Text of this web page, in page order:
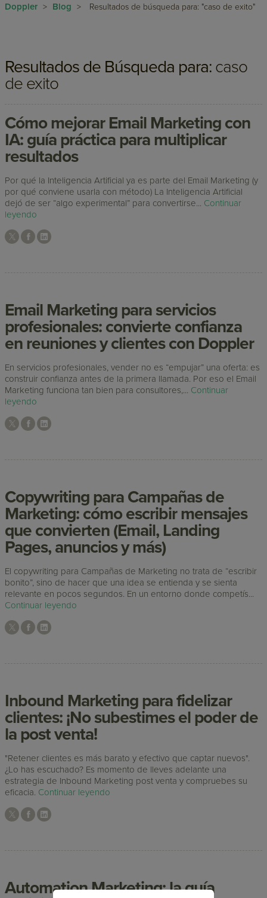
Doppler > Blog > Resultados de búsqueda para: "caso de exito"
Resultados de Búsqueda para: caso
de exito
Cómo mejorar Email Marketing con
IA: guía práctica para multiplicar
resultados
Por qué la Inteligencia Artificial ya es parte del Email Marketing (y
por qué conviene usarla con método) La Inteligencia Artificial
dejó de ser “algo experimental” para convertirse... Continuar
leyendo
Email Marketing para servicios
profesionales: convierte confianza
en reuniones y clientes con Doppler
En servicios profesionales, vender no es “empujar” una oferta: es
construir confianza antes de la primera llamada. Por eso el Email
Marketing funciona tan bien para consultores,... Continuar
leyendo
Copywriting para Campañas de
Marketing: cómo escribir mensajes
que convierten (Email, Landing
Pages, anuncios y más)
El copywriting para Campañas de Marketing no trata de “escribir
bonito”, sino de hacer que una idea se entienda y se sienta
relevante en pocos segundos. En un entorno donde competís...
Continuar leyendo
Inbound Marketing para fidelizar
clientes: ¡No subestimes el poder de
la post venta!
"Retener clientes es más barato y efectivo que captar nuevos".
¿Lo has escuchado? Es momento de lleves adelante una
estrategia de Inbound Marketing post venta y compruebes su
eficacia. Continuar leyendo
Automation Marketing: la guía